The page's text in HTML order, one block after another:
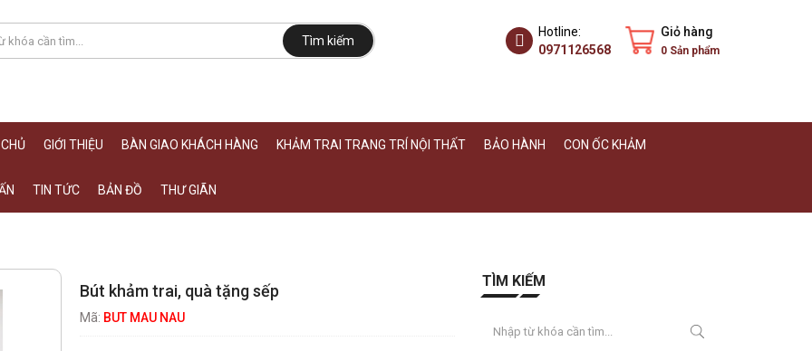
Tìm kiếm
Giỏ hàng
0 Sản phẩm
Hotline:
0971126568
GIỚI THIỆU BÀN GIAO KHÁCH HÀNG KHẢM TRAI TRANG TRÍ NỘI THẤT BẢO HÀNH CON ỐC KHẢM
TIN TỨC BẢN ĐỒ THƯ GIÃN
Bút khảm trai, quà tặng sếp
Mã: BUT MAU NAU
TÌM KIẾM